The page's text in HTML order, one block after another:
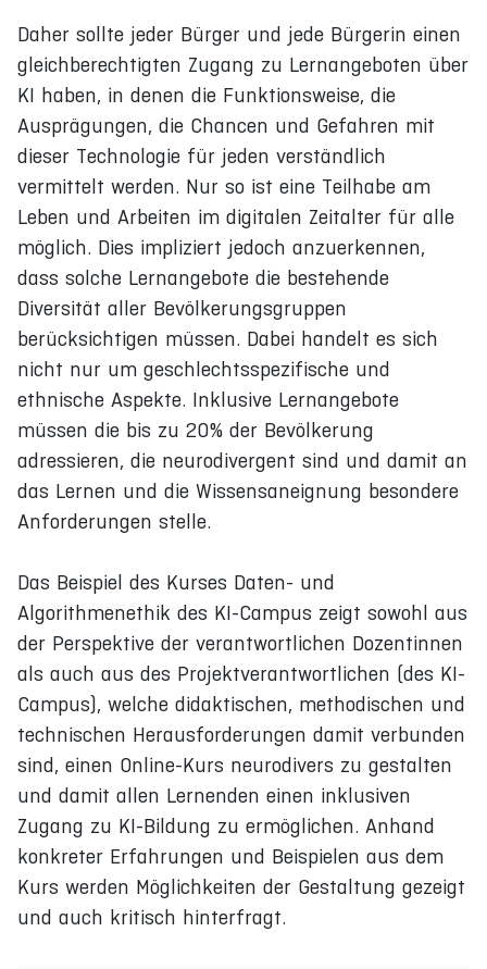
Daher sollte jeder Bürger und jede Bürgerin einen
gleichberechtigten Zugang zu Lernangeboten über
KI haben, in denen die Funktionsweise, die
Ausprägungen, die Chancen und Gefahren mit
dieser Technologie für jeden verständlich
vermittelt werden. Nur so ist eine Teilhabe am
Leben und Arbeiten im digitalen Zeitalter für alle
möglich. Dies impliziert jedoch anzuerkennen,
dass solche Lernangebote die bestehende
Diversität aller Bevölkerungsgruppen
berücksichtigen müssen. Dabei handelt es sich
nicht nur um geschlechtsspezifische und
ethnische Aspekte. Inklusive Lernangebote
müssen die bis zu 20% der Bevölkerung
adressieren, die neurodivergent sind und damit an
das Lernen und die Wissensaneignung besondere
Anforderungen stelle.
Das Beispiel des Kurses Daten- und
Algorithmenethik des KI-Campus zeigt sowohl aus
der Perspektive der verantwortlichen Dozentinnen
als auch aus des Projektverantwortlichen (des KI-
Campus), welche didaktischen, methodischen und
technischen Herausforderungen damit verbunden
sind, einen Online-Kurs neurodivers zu gestalten
und damit allen Lernenden einen inklusiven
Zugang zu KI-Bildung zu ermöglichen. Anhand
konkreter Erfahrungen und Beispielen aus dem
Kurs werden Möglichkeiten der Gestaltung gezeigt
und auch kritisch hinterfragt.